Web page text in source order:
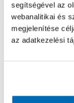
segítségével az
webanalitikai és
megjelenítése
az adatkezelési